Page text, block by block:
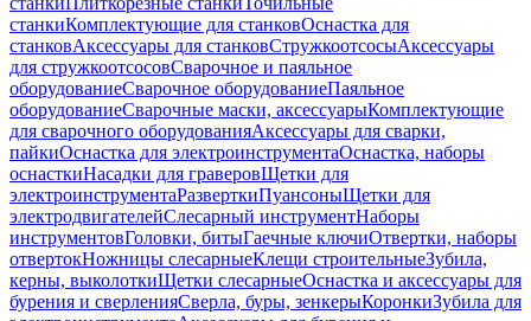
станкиКомплектующие для станковОснастка для
станковАксессуары для станковСтружкоотсосыАксессуары
для стружкоотсосовСварочное и паяльное
оборудованиеСварочное оборудованиеПаяльное
оборудованиеСварочные маски, аксессуарыКомплектующие
для сварочного оборудованияАксессуары для сварки,
пайкиОснастка для электроинструментаОснастка, наборы
оснасткиНасадки для граверовЩетки для
электроинструментаРазверткиПуансоныЩетки для
электродвигателейСлесарный инструментНаборы
инструментовГоловки, битыГаечные ключиОтвертки, наборы
отвертокНожницы слесарныеКлещи строительныеЗубила,
керны, выколоткиЩетки слесарныеОснастка и аксессуары для
бурения и сверленияСверла, буры, зенкерыКоронкиЗубила для